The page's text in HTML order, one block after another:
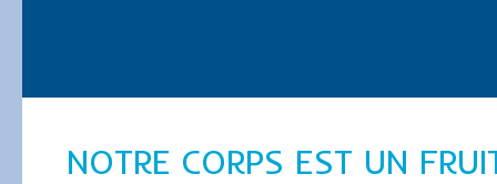
NOTRE CORPS EST UN